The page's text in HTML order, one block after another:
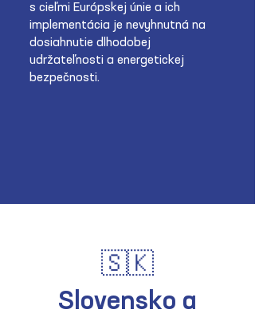
s cieľmi Európskej únie a ich
implementácia je nevyhnutná na
dosiahnutie dlhodobej
udržateľnosti a energetickej
bezpečnosti.
🇸🇰
Slovensko a